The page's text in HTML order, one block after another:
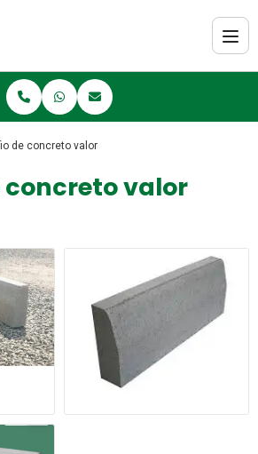
de concreto valor
concreto valor